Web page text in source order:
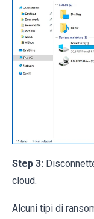
Step 3:
cloud.
Alcuni tipi di